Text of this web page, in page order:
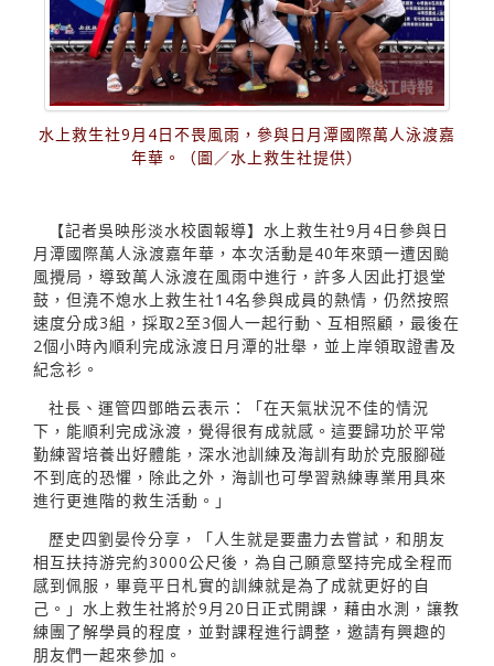
水上救生社9月4日不畏風雨，參與日月潭國際萬人泳渡嘉
年華。（圖／水上救生社提供）
【記者吳映️彤淡水校園報導】水上救生社9月4日參與日
月潭國際萬人泳渡嘉年華，本次活動是40年來頭一遭因颱
風攪局，導致萬人泳渡在風雨中進行，許多人因此打退堂
鼓，但澆不熄水上救生社14名參與成員的熱情，仍然按照
速度分成3組，採取2至3個人一起行動、互相照顧，最後在
2個小時內順利完成泳渡日月潭的壯舉，並上岸領取證書及
紀念衫。
社長、運管四鄧皓云表示：「在天氣狀況不佳的情況
下，能順利完成泳渡，覺得很有成就感。這要歸功於平常
勤練習培養出好體能，深水池訓練及海訓有助於克服腳碰
不到底的恐懼，除此之外，海訓也可學習熟練專業用具來
進行更進階的救生活動。」
歷史四劉晏伶分享，「人生就是要盡力去嘗試，和朋友
相互扶持游完約3000公尺後，為自己願意堅持完成全程而
感到佩服，畢竟平日札實的訓練就是為了成就更好的自
己。」水上救生社將於9月20日正式開課，藉由水測，讓教
練團了解學員的程度，並對課程進行調整，邀請有興趣的
朋友們一起來參加。